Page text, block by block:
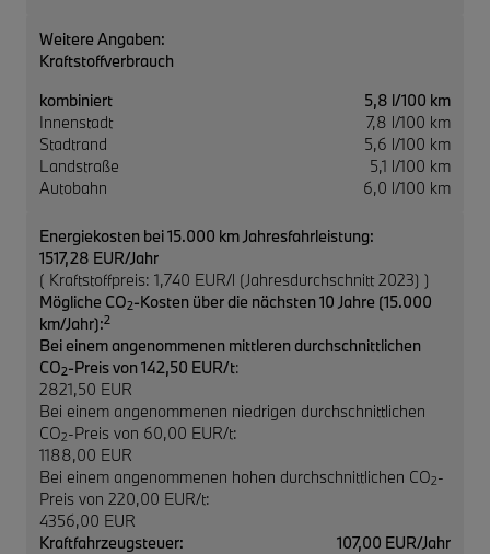
Weitere Angaben:
Kraftstoffverbrauch
kombiniert
5,8 l/100 km
Innenstadt
7,8 l/100 km
Stadtrand
5,6 l/100 km
Landstraße
5,1 l/100 km
Autobahn
6,0 l/100 km
Energiekosten bei 15.000 km Jahresfahrleistung:
1517,28 EUR/Jahr
( Kraftstoffpreis: 1,740 EUR/l (Jahresdurchschnitt 2023) )
Mögliche CO2-Kosten über die nächsten 10 Jahre (15.000
km/Jahr):2
Bei einem angenommenen mittleren durchschnittlichen
CO2-Preis von 142,50 EUR/t:
2821,50 EUR
Bei einem angenommenen niedrigen durchschnittlichen
CO2-Preis von 60,00 EUR/t:
1188,00 EUR
Bei einem angenommenen hohen durchschnittlichen CO2-
Preis von 220,00 EUR/t:
4356,00 EUR
Kraftfahrzeugsteuer:
107,00 EUR/Jahr